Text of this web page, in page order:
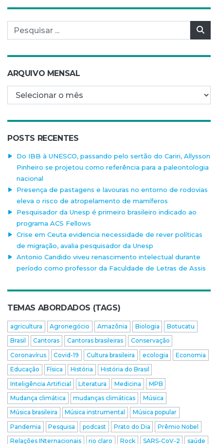
Pesquisar por:
ARQUIVO MENSAL
Arquivo mensal
POSTS RECENTES
Do IBB à UNESCO, passando pelo sertão do Cariri, Allysson
Pinheiro se projetou como referência para a paleontologia
nacional
Presença de pastagens e lavouras no entorno de rodovias
eleva o risco de atropelamento de mamíferos
Pesquisador da Unesp é primeiro brasileiro indicado ao
programa ACS Fellows
Crise em Ceuta evidencia necessidade de rever políticas
de migração, avalia pesquisador da Unesp
Antonio Candido viveu renascimento intelectual durante
período como professor da Faculdade de Letras de Assis
TEMAS ABORDADOS (TAGS)
agricultura Agronegócio Amazônia Biologia
Botucatu
Brasil
Cantoras Cantoras brasileiras
Conservação
Coronavírus
Covid-19 Cultura brasileira ecologia
Economia
Educação
Física História
História do Brasil
Inteligência Artificial
Literatura Medicina
MPB
Mudança climática
mudanças climáticas
Música
Música brasileira
Música instrumental
Música popular
Pandemia
Pesquisa podcast Prato do Dia
Prêmio Nobel
Relações INternacionais
rio claro Rock SARS-CoV-2
saúde